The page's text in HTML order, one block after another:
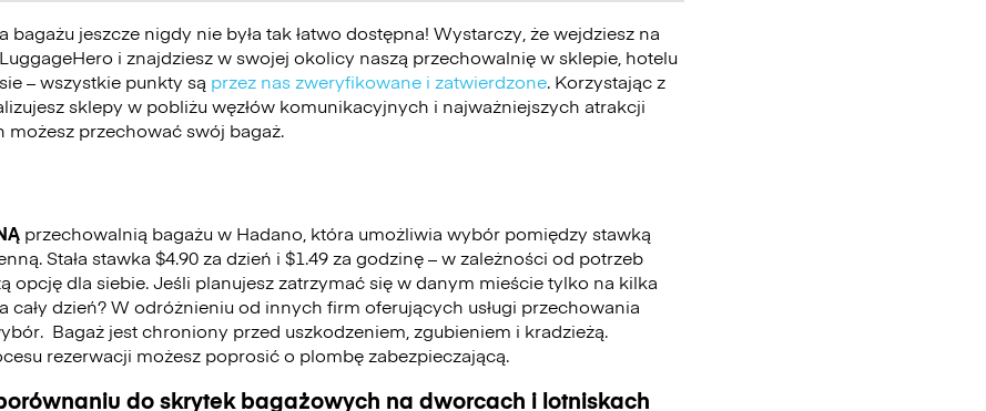
jeszcze nigdy nie była tak łatwo dostępna! Wystarczy, że wejdziesz na
i znajdziesz w swojej okolicy naszą przechowalnię w sklepie, hotelu
– wszystkie punkty są przez nas zweryfikowane i zatwierdzone. Korzystając z
sklepy w pobliżu węzłów komunikacyjnych i najważniejszych atrakcji
przechować swój bagaż.
przechowalnią bagażu w Hadano, która umożliwia wybór pomiędzy stawką
Stała stawka $4.90 za dzień i $1.49 za godzinę – w zależności od potrzeb
opcję dla siebie. Jeśli planujesz zatrzymać się w danym mieście tylko na kilka
cały dzień? W odróżnieniu od innych firm oferujących usługi przechowania
Bagaż jest chroniony przed uszkodzeniem, zgubieniem i kradzieżą.
rezerwacji możesz poprosić o plombę zabezpieczającą.
do skrytek bagażowych na dworcach i lotniskach